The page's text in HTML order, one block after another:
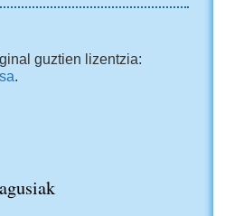
guztien lizentzia:
.